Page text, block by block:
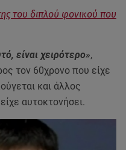
του διπλού φονικού που
είναι χειρότερο»,
τον 60χρονο που είχε
και άλλος
αυτοκτονήσει.